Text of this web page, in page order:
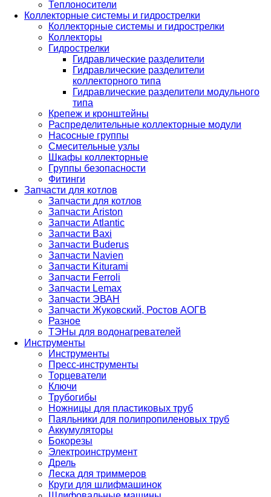
Теплоносители
Коллекторные системы и гидрострелки
Коллекторные системы и гидрострелки
Коллекторы
Гидрострелки
Гидравлические разделители
Гидравлические разделители
коллекторного типа
Гидравлические разделители модульного
типа
Крепеж и кронштейны
Распределительные коллекторные модули
Насосные группы
Смесительные узлы
Шкафы коллекторные
Группы безопасности
Фитинги
Запчасти для котлов
Запчасти для котлов
Запчасти Ariston
Запчасти Atlantic
Запчасти Baxi
Запчасти Buderus
Запчасти Navien
Запчасти Kiturami
Запчасти Ferroli
Запчасти Lemax
Запчасти ЭВАН
Запчасти Жуковский, Ростов АОГВ
Разное
ТЭНы для водонагревателей
Инструменты
Инструменты
Пресс-инструменты
Торцеватели
Ключи
Трубогибы
Ножницы для пластиковых труб
Паяльники для полипропиленовых труб
Аккумуляторы
Бокорезы
Электроинструмент
Дрель
Леска для триммеров
Круги для шлифмашинок